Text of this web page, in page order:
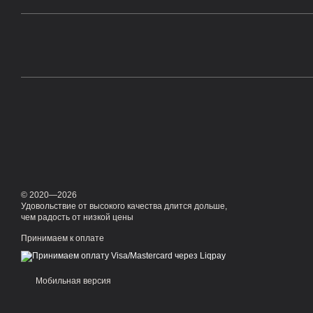
© 2020—2026
Удовольствие от высокого качества длится дольше,
чем радость от низкой цены
Принимаем к оплате
Мобильная версия